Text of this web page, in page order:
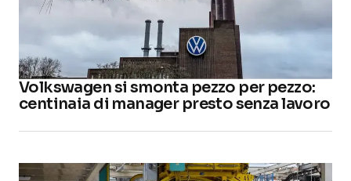
Volkswagen si smonta pezzo per pezzo:
centinaia di manager presto senza lavoro